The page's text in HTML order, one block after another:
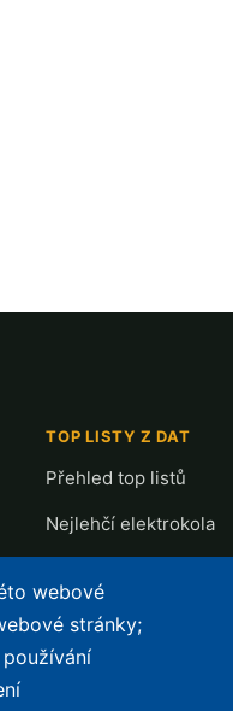
TOP LISTY Z DAT
Přehled top listů
Nejlehčí elektrokola
Nejlevnější s Bosch CX
Největší poklesy cen
webové
stránky;